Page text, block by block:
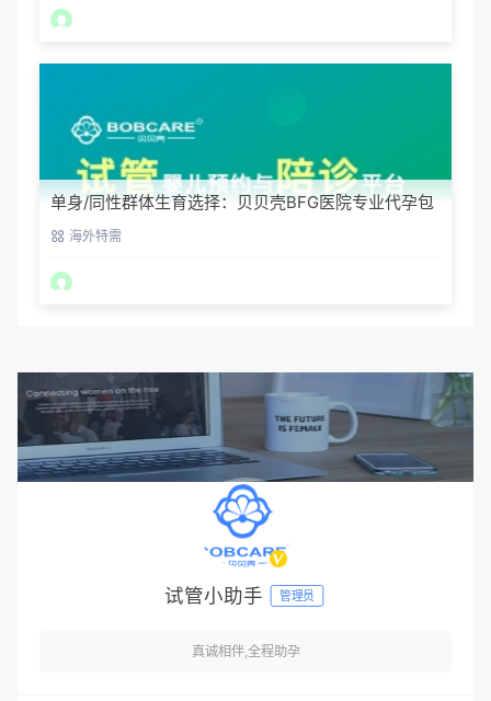
单身/同性群体生育选择：贝贝壳BFG医院专业代孕包
容方案
海外特需
试管小助手 管理员
真诚相伴,全程助孕